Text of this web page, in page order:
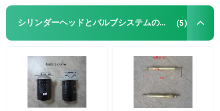
シリンダーヘッドとバルブシステムの組立 (5)